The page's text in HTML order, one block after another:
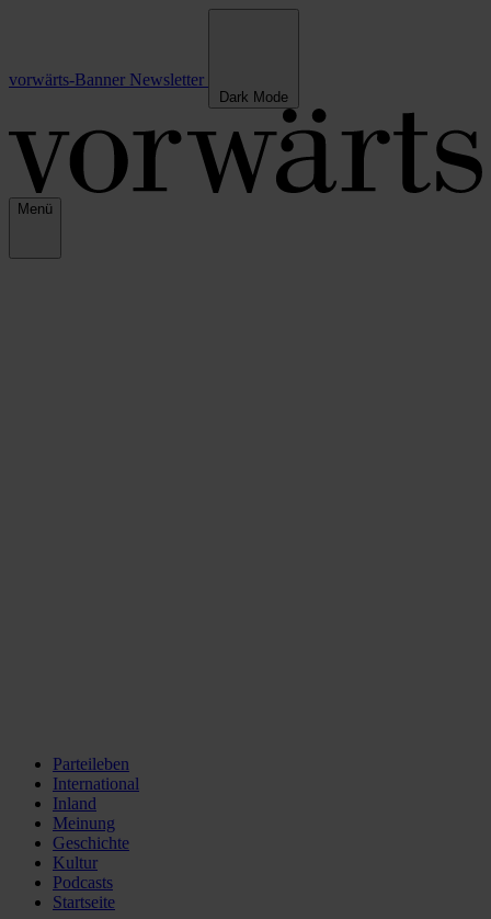
vorwärts-Banner Newsletter
Dark Mode
Menü
Parteileben
International
Inland
Meinung
Geschichte
Kultur
Podcasts
Startseite